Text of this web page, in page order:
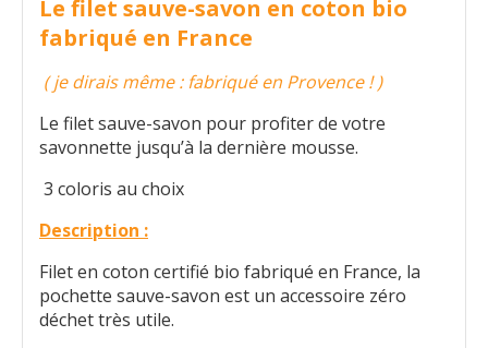
Le filet sauve-savon en coton bio
fabriqué en France
( je dirais même : fabriqué en Provence ! )
Le filet sauve-savon pour profiter de votre
savonnette jusqu’à la dernière mousse.
3 coloris au choix
Description :
Filet en coton certifié bio fabriqué en France, la
pochette sauve-savon est un accessoire zéro
déchet très utile.